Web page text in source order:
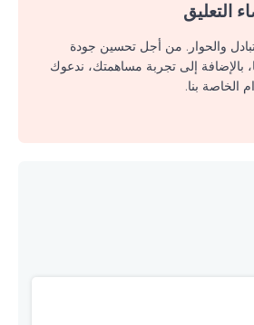
التعليق
والحوار. من أجل تحسين جودة
بالإضافة إلى تجربة مساهمتك، ندعوك
الخاصة بنا.